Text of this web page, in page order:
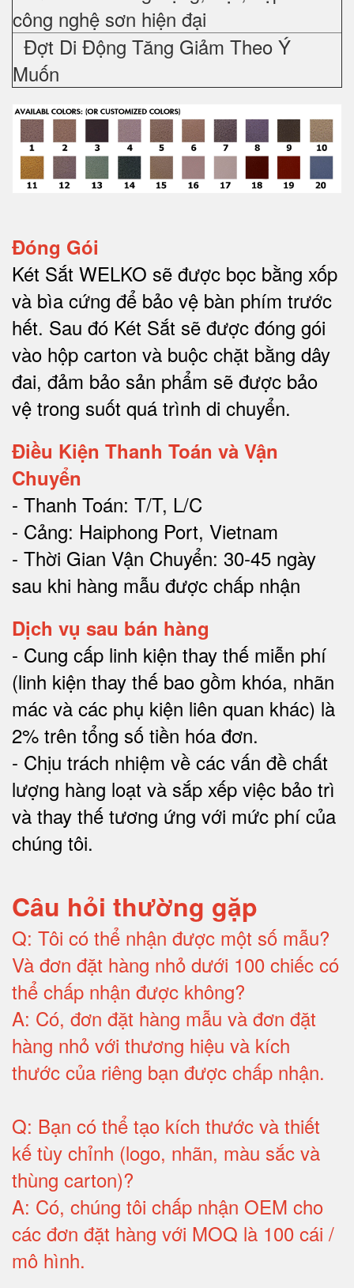
công nghệ sơn hiện đại
Đợt Di Động Tăng Giảm Theo Ý
Muốn
Đóng Gói
Két Sắt WELKO sẽ được bọc bằng xốp
và bìa cứng để bảo vệ bàn phím trước
hết. Sau đó Két Sắt sẽ được đóng gói
vào hộp carton và buộc chặt bằng dây
đai, đảm bảo sản phẩm sẽ được bảo
vệ trong suốt quá trình di chuyển.
Điều Kiện Thanh Toán và Vận
Chuyển
- Thanh Toán: T/T, L/C
- Cảng: Haiphong Port, Vietnam
- Thời Gian Vận Chuyển: 30-45 ngày
sau khi hàng mẫu được chấp nhận
Dịch vụ sau bán hàng
- Cung cấp linh kiện thay thế miễn phí
(linh kiện thay thế bao gồm khóa, nhãn
mác và các phụ kiện liên quan khác) là
2% trên tổng số tiền hóa đơn.
- Chịu trách nhiệm về các vấn đề chất
lượng hàng loạt và sắp xếp việc bảo trì
và thay thế tương ứng với mức phí của
chúng tôi.
Câu hỏi thường gặp
Q: Tôi có thể nhận được một số mẫu?
Và đơn đặt hàng nhỏ dưới 100 chiếc có
thể chấp nhận được không?
A: Có, đơn đặt hàng mẫu và đơn đặt
hàng nhỏ với thương hiệu và kích
thước của riêng bạn được chấp nhận.
Q: Bạn có thể tạo kích thước và thiết
kế tùy chỉnh (logo, nhãn, màu sắc và
thùng carton)?
A: Có, chúng tôi chấp nhận OEM cho
các đơn đặt hàng với MOQ là 100 cái /
mô hình.